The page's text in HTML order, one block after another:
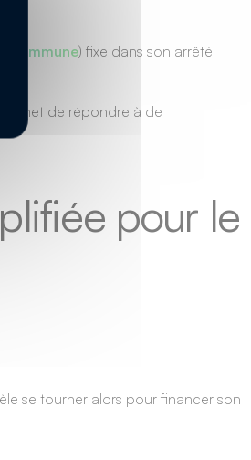
Commune) fixe dans son arrêté
de répondre à de
pour le
se tourner alors pour financer son